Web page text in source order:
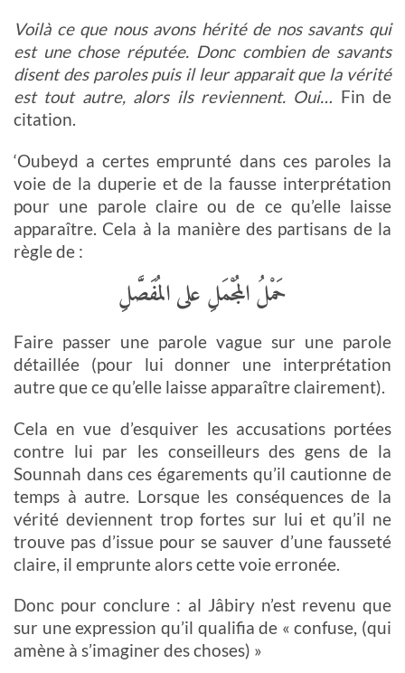
Voilà ce que nous avons hérité de nos savants qui
est une chose réputée. Donc combien de savants
disent des paroles puis il leur apparait que la vérité
est tout autre, alors ils reviennent. Oui… Fin de
citation.
‘Oubeyd a certes emprunté dans ces paroles la
voie de la duperie et de la fausse interprétation
pour une parole claire ou de ce qu’elle laisse
apparaître. Cela à la manière des partisans de la
règle de :
حَمْلُ المُجْمَلِ على المُفَصَّلِ
Faire passer une parole vague sur une parole
détaillée (pour lui donner une interprétation
autre que ce qu’elle laisse apparaître clairement).
Cela en vue d’esquiver les accusations portées
contre lui par les conseilleurs des gens de la
Sounnah dans ces égarements qu’il cautionne de
temps à autre. Lorsque les conséquences de la
vérité deviennent trop fortes sur lui et qu’il ne
trouve pas d’issue pour se sauver d’une fausseté
claire, il emprunte alors cette voie erronée.
Donc pour conclure : al Jâbiry n’est revenu que
sur une expression qu’il qualifia de « confuse, (qui
amène à s’imaginer des choses) »